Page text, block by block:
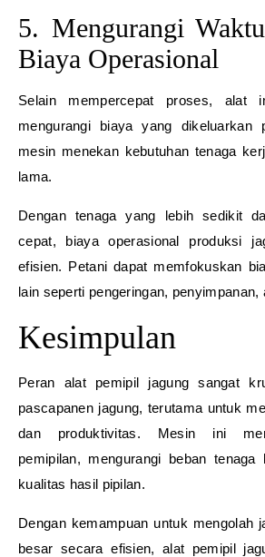
5. Mengurangi
Biaya Operasional
Selain mempercepat proses, alat
mengurangi biaya yang dikeluarkan
mesin menekan kebutuhan tenaga
lama.
Dengan tenaga yang lebih sedikit
cepat, biaya operasional produksi
efisien. Petani dapat memfokuskan
lain seperti pengeringan, penyimpanan,
Kesimpulan
Peran alat pemipil jagung sangat
pascapanen jagung, terutama untuk
dan produktivitas. Mesin ini
pemipilan, mengurangi beban
kualitas hasil pipilan.
Dengan kemampuan untuk mengolah
besar secara efisien, alat pemipil